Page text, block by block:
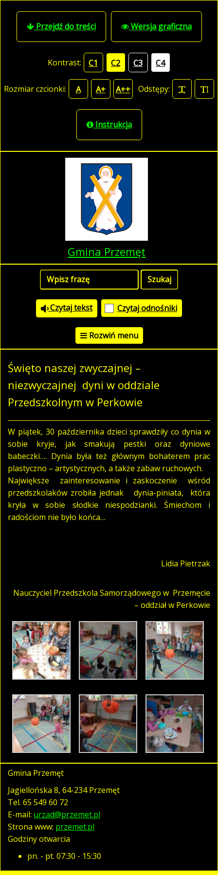
Przejdź do treści Wersja graficzna
Kontrast: C1 C2 C3 C4
Rozmiar czcionki: A A+ A++ Odstępy:
Instrukcja
Gmina Przemęt
Czytaj tekst Czytaj odnośniki
Rozwiń menu
Święto naszej zwyczajnej –
niezwyczajnej dyni w oddziale
Przedszkolnym w Perkowie
W piątek, 30 października dzieci sprawdziły co dynia w
sobie kryje, jak smakują pestki oraz dyniowe
babeczki…. Dynia była też głównym bohaterem prac
plastyczno – artystycznych, a także zabaw ruchowych.
Największe zainteresowanie i zaskoczenie wśród
przedszkolaków zrobiła jednak dynia-piniata, która
kryła w sobie słodkie niespodzianki. Śmiechom i
radościom nie było końca…
Lidia Pietrzak
Nauczyciel Przedszkola Samorządowego w Przemęcie
– oddział w Perkowie
Gmina Przemęt
Jagiellońska 8, 64-234 Przemęt
Tel. 65 549 60 72
E-mail: urzad@przemet.pl
Strona www: przemet.pl
Godziny otwarcia
pn. - pt. 07:30 - 15:30